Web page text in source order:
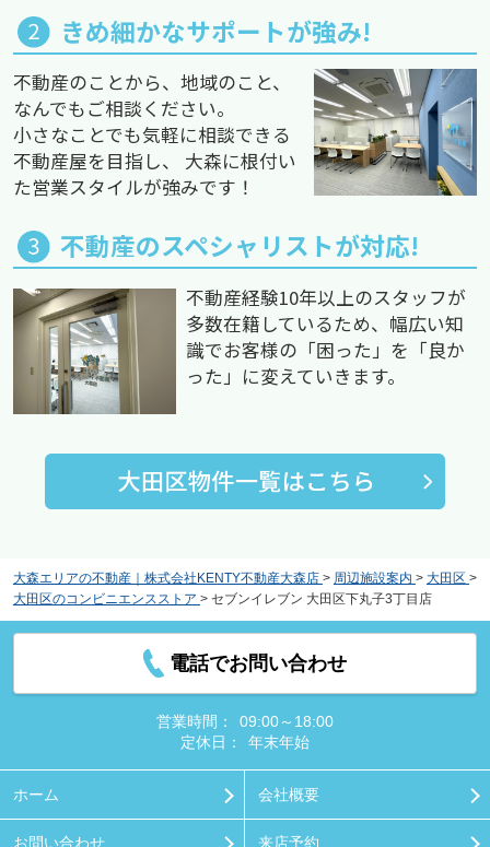
きめ細かなサポートが強み!
不動産のことから、地域のこと、
なんでもご相談ください。
小さなことでも気軽に相談できる
不動産屋を目指し、 大森に根付い
た営業スタイルが強みです！
不動産のスペシャリストが対応!
不動産経験10年以上のスタッフが
多数在籍しているため、幅広い知
識でお客様の「困った」を「良か
った」に変えていきます。
大森エリアの不動産｜株式会社KENTY不動産大森店 > 周辺施設案内 > 大田区 >
大田区のコンビニエンスストア > セブンイレブン 大田区下丸子3丁目店
電話でお問い合わせ
営業時間：
09:00～18:00
定休日：
年末年始
ホーム 会社概要
お問い合わせ 来店予約